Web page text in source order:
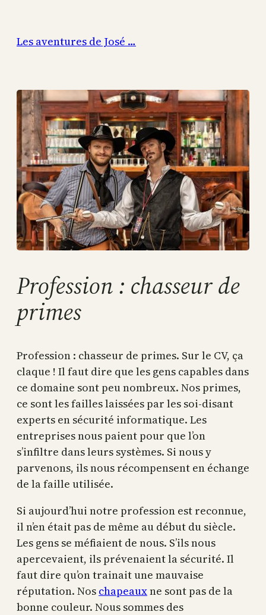
contenu
Les aventures de José …
Profession : chasseur de
primes
Profession : chasseur de primes. Sur le CV, ça
claque ! Il faut dire que les gens capables dans
ce domaine sont peu nombreux. Nos primes,
ce sont les failles laissées par les soi-disant
experts en sécurité informatique. Les
entreprises nous paient pour que l’on
s’infiltre dans leurs systèmes. Si nous y
parvenons, ils nous récompensent en échange
de la faille utilisée.
Si aujourd’hui notre profession est reconnue,
il n’en était pas de même au début du siècle.
Les gens se méfiaient de nous. S’ils nous
apercevaient, ils prévenaient la sécurité. Il
faut dire qu’on trainait une mauvaise
réputation. Nos chapeauxne sont pas de la
bonne couleur. Nous sommes des